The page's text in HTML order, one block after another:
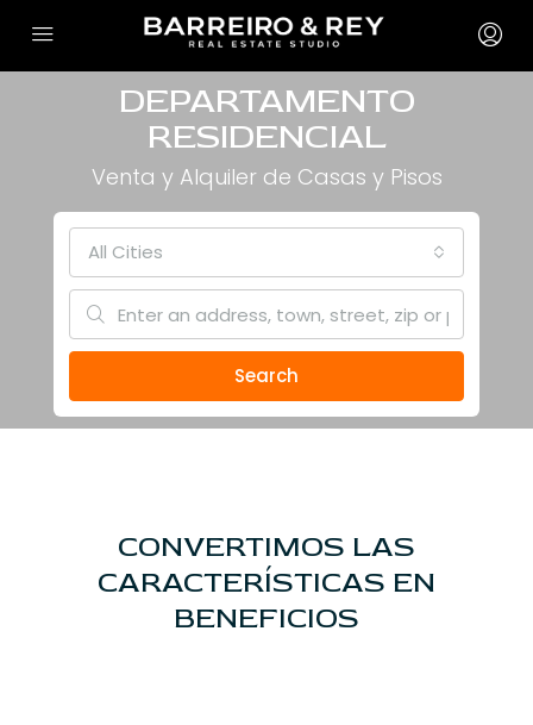
DEPARTAMENTO
RESIDENCIAL
Venta y Alquiler de Casas y Pisos
All Cities
Search
CONVERTIMOS LAS
CARACTERÍSTICAS EN
BENEFICIOS